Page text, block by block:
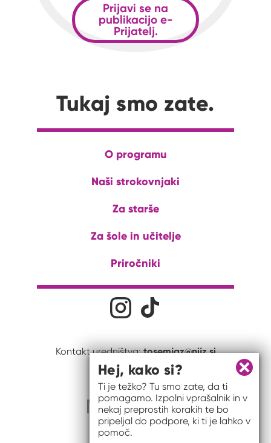
Prijavi se na
publikacijo e-
Prijatelj.
Tukaj smo zate.
O programu
Naši strokovnjaki
Za starše
Za šole in učitelje
Priročniki
Družabna omrežja
Kontakt uredništva:tosemjaz@nijz.si
Zapri
Hej, kako si?
Ti je težko? Tu smo zate, da ti
pomagamo. Izpolni vprašalnik in v
nekaj preprostih korakih te bo
pripeljal do podpore, ki ti je lahko v
pomoč.